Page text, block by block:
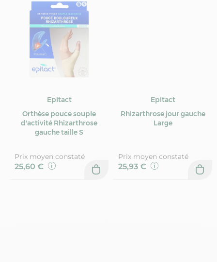
Epitact
Orthèse pouce souple
d'activité Rhizarthrose
gauche taille S
Prix moyen constaté
25,60 €
Epitact
Rhizarthrose jour gauche
Large
Prix moyen constaté
25,93 €